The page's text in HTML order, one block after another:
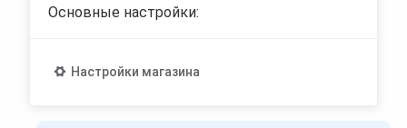
Основные настройки:
Настройки магазина